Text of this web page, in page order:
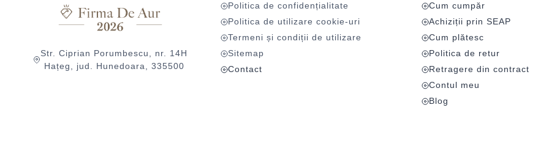
Str. Ciprian Porumbescu, nr. 14H
Hațeg, jud. Hunedoara, 335500
Politica de confidențialitate
Politica de utilizare cookie-uri
Termeni și condiții de utilizare
Sitemap
Contact
Cum cumpăr
Achiziții prin SEAP
Cum plătesc
Politica de retur
Retragere din contract
Contul meu
Blog